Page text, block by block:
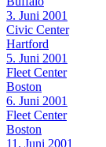
3. Juni 2001
Civic Center
Hartford
5. Juni 2001
Fleet Center
Boston
6. Juni 2001
Fleet Center
Boston
11. Juni 2001